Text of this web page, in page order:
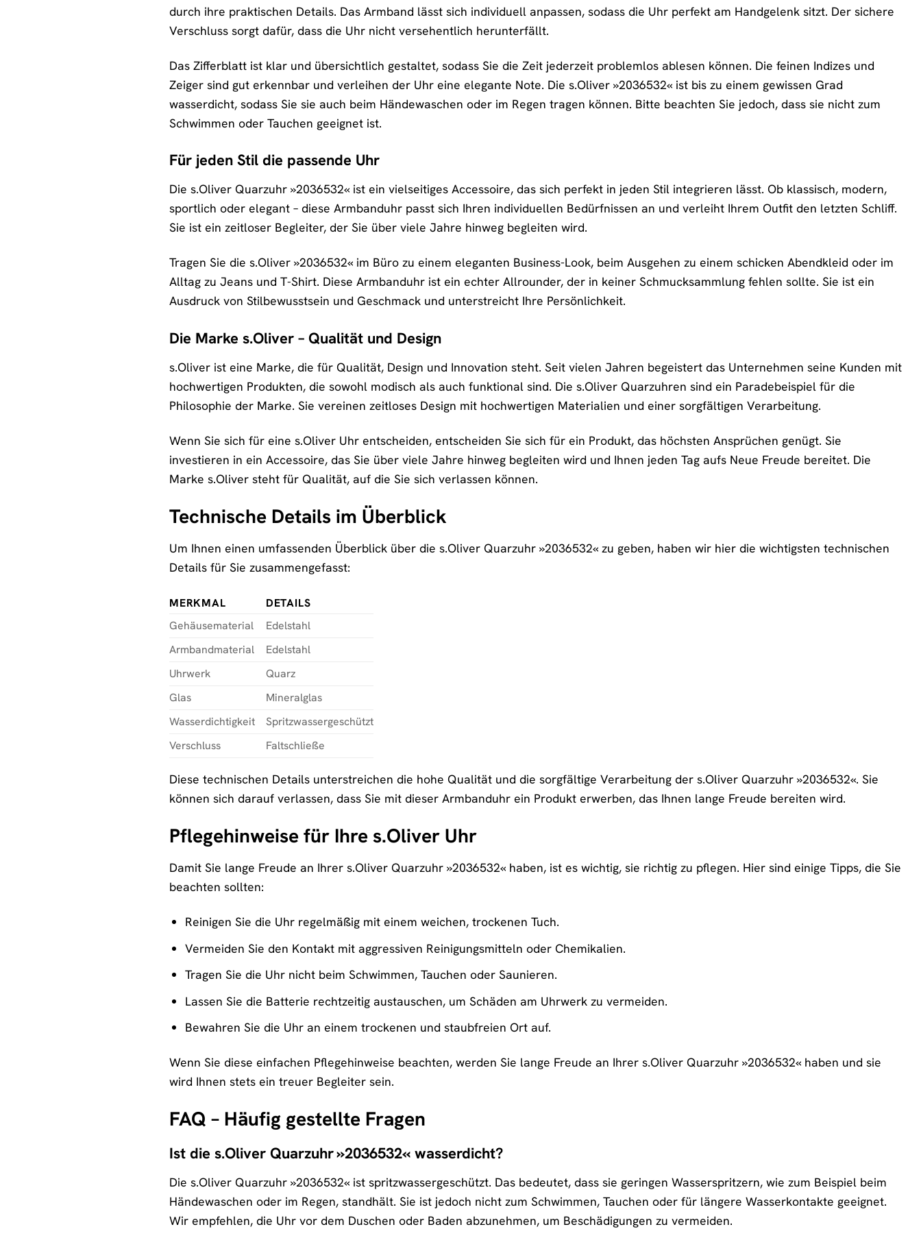
durch ihre praktischen Details. Das Armband lässt sich individuell anpassen, sodass die Uhr perfekt am Handgelenk sitzt. Der sichere
Verschluss sorgt dafür, dass die Uhr nicht versehentlich herunterfällt.
Das Zifferblatt ist klar und übersichtlich gestaltet, sodass Sie die Zeit jederzeit problemlos ablesen können. Die feinen Indizes und
Zeiger sind gut erkennbar und verleihen der Uhr eine elegante Note. Die s.Oliver »2036532« ist bis zu einem gewissen Grad
wasserdicht, sodass Sie sie auch beim Händewaschen oder im Regen tragen können. Bitte beachten Sie jedoch, dass sie nicht zum
Schwimmen oder Tauchen geeignet ist.
Für jeden Stil die passende Uhr
Die s.Oliver Quarzuhr »2036532« ist ein vielseitiges Accessoire, das sich perfekt in jeden Stil integrieren lässt. Ob klassisch, modern,
sportlich oder elegant – diese Armbanduhr passt sich Ihren individuellen Bedürfnissen an und verleiht Ihrem Outfit den letzten Schliff.
Sie ist ein zeitloser Begleiter, der Sie über viele Jahre hinweg begleiten wird.
Tragen Sie die s.Oliver »2036532« im Büro zu einem eleganten Business-Look, beim Ausgehen zu einem schicken Abendkleid oder im
Alltag zu Jeans und T-Shirt. Diese Armbanduhr ist ein echter Allrounder, der in keiner Schmucksammlung fehlen sollte. Sie ist ein
Ausdruck von Stilbewusstsein und Geschmack und unterstreicht Ihre Persönlichkeit.
Die Marke s.Oliver – Qualität und Design
s.Oliver ist eine Marke, die für Qualität, Design und Innovation steht. Seit vielen Jahren begeistert das Unternehmen seine Kunden mit
hochwertigen Produkten, die sowohl modisch als auch funktional sind. Die s.Oliver Quarzuhren sind ein Paradebeispiel für die
Philosophie der Marke. Sie vereinen zeitloses Design mit hochwertigen Materialien und einer sorgfältigen Verarbeitung.
Wenn Sie sich für eine s.Oliver Uhr entscheiden, entscheiden Sie sich für ein Produkt, das höchsten Ansprüchen genügt. Sie
investieren in ein Accessoire, das Sie über viele Jahre hinweg begleiten wird und Ihnen jeden Tag aufs Neue Freude bereitet. Die
Marke s.Oliver steht für Qualität, auf die Sie sich verlassen können.
Technische Details im Überblick
Um Ihnen einen umfassenden Überblick über die s.Oliver Quarzuhr »2036532« zu geben, haben wir hier die wichtigsten technischen
Details für Sie zusammengefasst:
MERKMAL
DETAILS
Gehäusematerial
Edelstahl
Armbandmaterial
Edelstahl
Uhrwerk
Quarz
Glas
Mineralglas
Wasserdichtigkeit
Spritzwassergeschützt
Verschluss
Faltschließe
Diese technischen Details unterstreichen die hohe Qualität und die sorgfältige Verarbeitung der s.Oliver Quarzuhr »2036532«. Sie
können sich darauf verlassen, dass Sie mit dieser Armbanduhr ein Produkt erwerben, das Ihnen lange Freude bereiten wird.
Pflegehinweise für Ihre s.Oliver Uhr
Damit Sie lange Freude an Ihrer s.Oliver Quarzuhr »2036532« haben, ist es wichtig, sie richtig zu pflegen. Hier sind einige Tipps, die Sie
beachten sollten:
Reinigen Sie die Uhr regelmäßig mit einem weichen, trockenen Tuch.
Vermeiden Sie den Kontakt mit aggressiven Reinigungsmitteln oder Chemikalien.
Tragen Sie die Uhr nicht beim Schwimmen, Tauchen oder Saunieren.
Lassen Sie die Batterie rechtzeitig austauschen, um Schäden am Uhrwerk zu vermeiden.
Bewahren Sie die Uhr an einem trockenen und staubfreien Ort auf.
Wenn Sie diese einfachen Pflegehinweise beachten, werden Sie lange Freude an Ihrer s.Oliver Quarzuhr »2036532« haben und sie
wird Ihnen stets ein treuer Begleiter sein.
FAQ – Häufig gestellte Fragen
Ist die s.Oliver Quarzuhr »2036532« wasserdicht?
Die s.Oliver Quarzuhr »2036532« ist spritzwassergeschützt. Das bedeutet, dass sie geringen Wasserspritzern, wie zum Beispiel beim
Händewaschen oder im Regen, standhält. Sie ist jedoch nicht zum Schwimmen, Tauchen oder für längere Wasserkontakte geeignet.
Wir empfehlen, die Uhr vor dem Duschen oder Baden abzunehmen, um Beschädigungen zu vermeiden.